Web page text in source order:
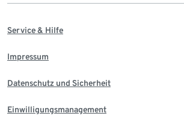
Service & Hilfe
Impressum
Datenschutz und Sicherheit
Einwilligungsmanagement